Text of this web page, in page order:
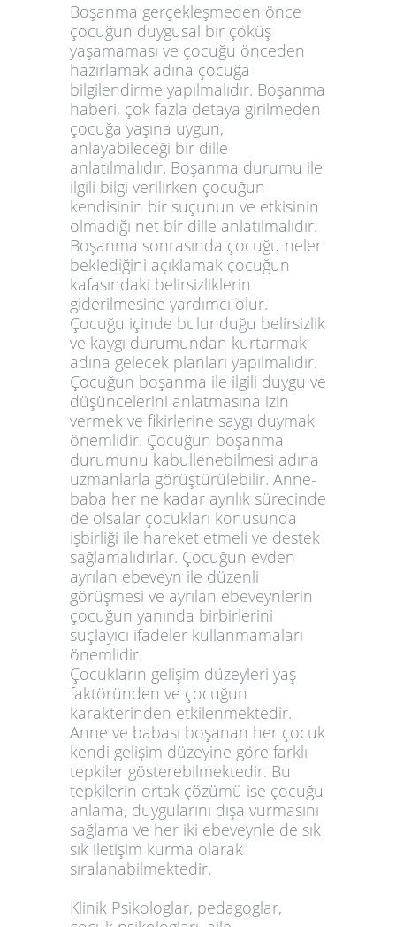
Boşanma gerçekleşmeden önce
çocuğun duygusal bir çöküş
yaşamaması ve çocuğu önceden
hazırlamak adına çocuğa
bilgilendirme yapılmalıdır. Boşanma
haberi, çok fazla detaya girilmeden
çocuğa yaşına uygun,
anlayabileceği bir dille
anlatılmalıdır. Boşanma durumu ile
ilgili bilgi verilirken çocuğun
kendisinin bir suçunun ve etkisinin
olmadığı net bir dille anlatılmalıdır.
Boşanma sonrasında çocuğu neler
beklediğini açıklamak çocuğun
kafasındaki belirsizliklerin
giderilmesine yardımcı olur.
Çocuğu içinde bulunduğu belirsizlik
ve kaygı durumundan kurtarmak
adına gelecek planları yapılmalıdır.
Çocuğun boşanma ile ilgili duygu ve
düşüncelerini anlatmasına izin
vermek ve fikirlerine saygı duymak
önemlidir. Çocuğun boşanma
durumunu kabullenebilmesi adına
uzmanlarla görüştürülebilir. Anne-
baba her ne kadar ayrılık sürecinde
de olsalar çocukları konusunda
işbirliği ile hareket etmeli ve destek
sağlamalıdırlar. Çocuğun evden
ayrılan ebeveyn ile düzenli
görüşmesi ve ayrılan ebeveynlerin
çocuğun yanında birbirlerini
suçlayıcı ifadeler kullanmamaları
önemlidir.
Çocukların gelişim düzeyleri yaş
faktöründen ve çocuğun
karakterinden etkilenmektedir.
Anne ve babası boşanan her çocuk
kendi gelişim düzeyine göre farklı
tepkiler gösterebilmektedir. Bu
tepkilerin ortak çözümü ise çocuğu
anlama, duygularını dışa vurmasını
sağlama ve her iki ebeveynle de sık
sık iletişim kurma olarak
sıralanabilmektedir.
Klinik Psikologlar, pedagoglar,